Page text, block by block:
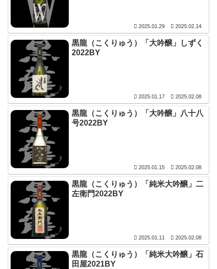
2025.01.29 2025.02.14
黒龍（こくりゅう）「大吟醸」しずく
2022BY
2025.01.17 2025.02.08
黒龍（こくりゅう）「大吟醸」八十八
号2022BY
2025.01.15 2025.02.08
黒龍（こくりゅう）「純米大吟醸」二
左衛門2022BY
2025.01.11 2025.02.08
黒龍（こくりゅう）「純米大吟醸」石
田屋2021BY